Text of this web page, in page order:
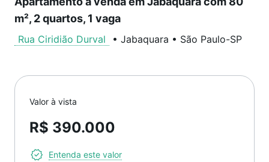
m², 2 quartos, 1 vaga
Rua Ciridião Durval • Jabaquara • São Paulo-SP
Valor à vista
R$ 390.000
Entenda este valor